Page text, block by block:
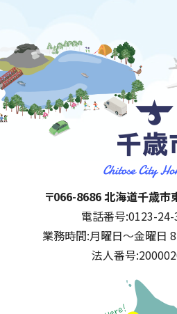
千歳
住所:
〒066-8686 北海道千歳市
電話番号:0123-
業務時間:月曜日～金曜日
法人番号: